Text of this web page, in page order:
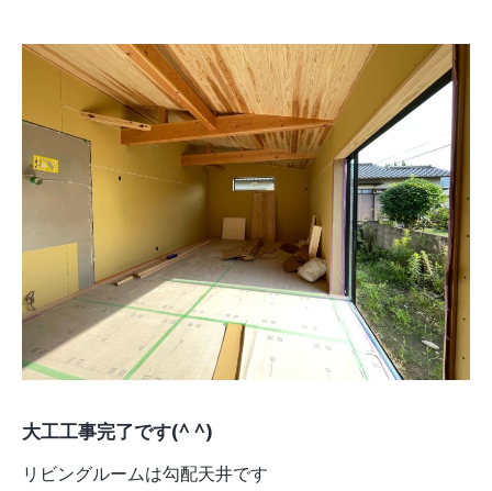
大工工事完了です(^ ^)
リビングルームは勾配天井です